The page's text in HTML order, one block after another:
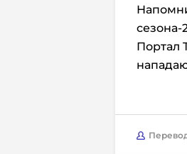
сезона-
Портал